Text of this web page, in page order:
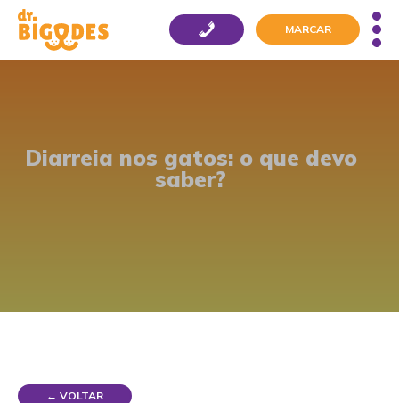
MARCAR
Diarreia nos gatos: o que devo
saber?
← VOLTAR